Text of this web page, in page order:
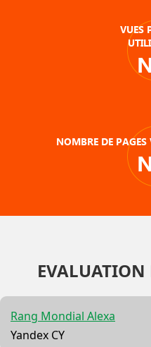
VUES
NOMBRE DE
EVALUATION
Rang Mondial Alexa
Yandex CY